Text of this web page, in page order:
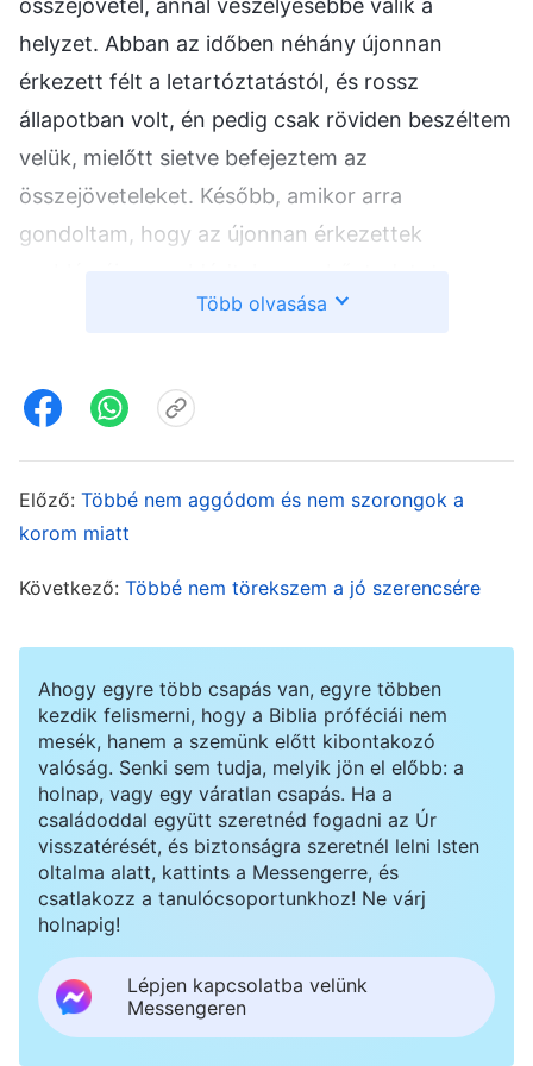
helyzet. Abban az időben néhány újonnan
érkezett félt a letartóztatástól, és rossz
állapotban volt, én pedig csak röviden beszéltem
velük, mielőtt sietve befejeztem az
összejöveteleket. Később, amikor arra
gondoltam, hogy az újonnan érkezettek
éreztem, attól tartva, hogy esetleg negatívvá
szóbeszédei félrevezetik őket, és végül elhagyják
a hitet. De arra is gondoltam, hogy bár a
rendőrség szerzett rólam térfigyelővel készített
felvételeket és fotókat, nem vettem észre, hogy
gyanús emberek követnének, és amíg figyelek a
biztonságra és álcázom magam, addig részt
pillanatban csak a saját biztonságommal
törődnék, és nem venném figyelembe, hogy az
újonnan érkezettek szilárdan meg tudnak-e állni,
akkor lenne még bennem emberi mivolt?
Elolvastam egy részletet Isten szavaiból, amely
így szól: „A világegyetem minden dolga közül
nincs semmi, amiben ne az Enyém lenne az
utolsó szó. Létezik bármi is, ami nem az Én
kezemben van?”(Az Ige, I. kötet – Isten
megjelenése és munkája. Isten szavai az egész
világegyetemhez, 1. fejezet). Valóban, Isten
Több olvasása
Előző: Többé nem aggódom és nem szorongok a
korom miatt
Következő: Többé nem törekszem a jó szerencsére
Ahogy egyre több csapás van, egyre többen
kezdik felismerni, hogy a Biblia próféciái nem
mesék, hanem a szemünk előtt kibontakozó
valóság. Senki sem tudja, melyik jön el előbb: a
holnap, vagy egy váratlan csapás. Ha a
családoddal együtt szeretnéd fogadni az Úr
visszatérését, és biztonságra szeretnél lelni Isten
oltalma alatt, kattints a Messengerre, és
csatlakozz a tanulócsoportunkhoz! Ne várj
holnapig!
Lépjen kapcsolatba velünk
Messengeren